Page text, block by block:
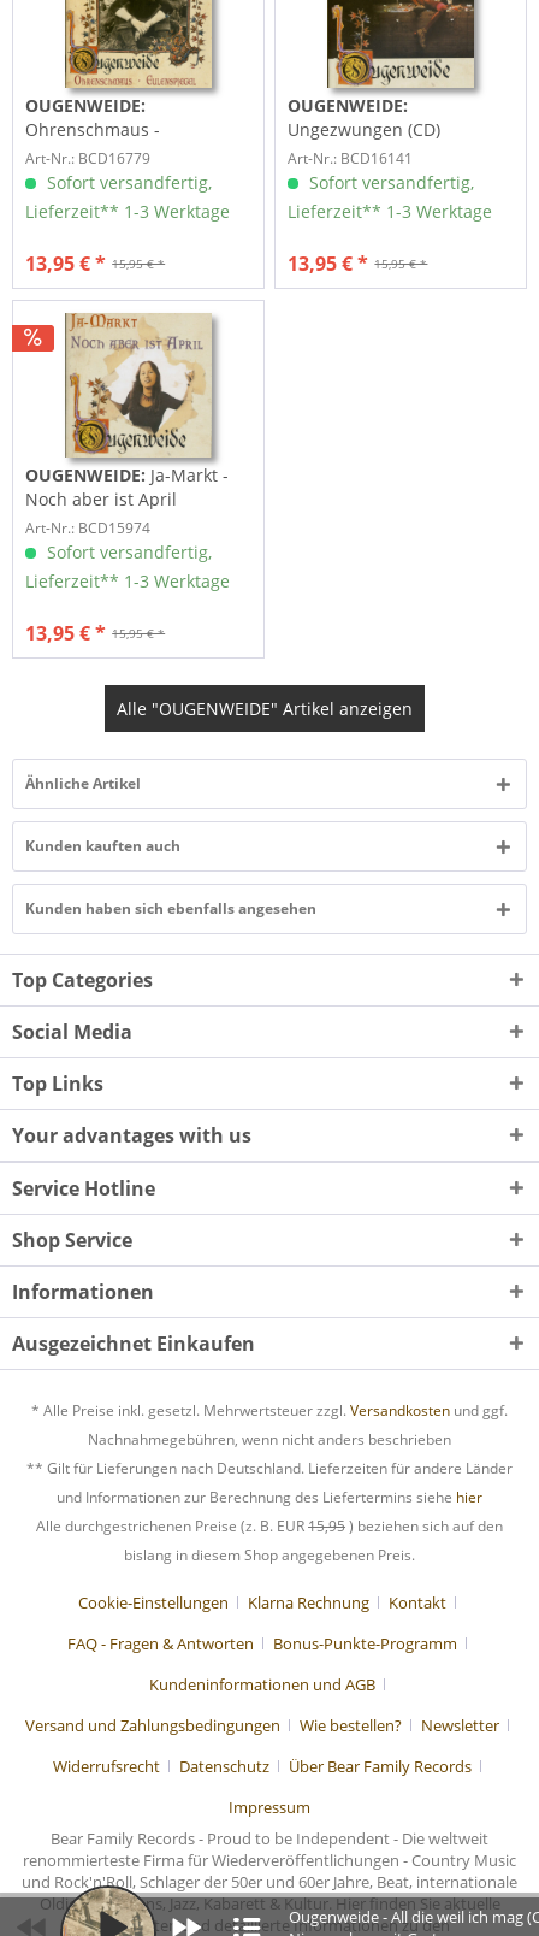
OUGENWEIDE:
Ohrenschmaus -
Eulenspiegel
Art-Nr.: BCD16779
Sofort versandfertig,
Lieferzeit** 1-3 Werktage
15,95 € *
13,95 € *
OUGENWEIDE:
Ungezwungen (CD)
Art-Nr.: BCD16141
Sofort versandfertig,
Lieferzeit** 1-3 Werktage
15,95 € *
13,95 € *
OUGENWEIDE: Ja-Markt -
Noch aber ist April
Art-Nr.: BCD15974
Sofort versandfertig,
Lieferzeit** 1-3 Werktage
15,95 € *
13,95 € *
Alle "OUGENWEIDE" Artikel anzeigen
Ähnliche Artikel
Kunden kauften auch
Kunden haben sich ebenfalls angesehen
Top Categories
Social Media
Top Links
Your advantages with us
Service Hotline
Shop Service
Informationen
Ausgezeichnet Einkaufen
* Alle Preise inkl. gesetzl. Mehrwertsteuer zzgl. Versandkosten und ggf.
Nachnahmegebühren, wenn nicht anders beschrieben
** Gilt für Lieferungen nach Deutschland. Lieferzeiten für andere Länder
und Informationen zur Berechnung des Liefertermins siehe hier
Alle durchgestrichenen Preise (z. B. EUR15,95) beziehen sich auf den
bislang in diesem Shop angegebenen Preis.
Cookie-Einstellungen Klarna Rechnung
Kontakt
FAQ - Fragen & Antworten
Bonus-Punkte-Programm
Kundeninformationen und AGB
Versand und Zahlungsbedingungen
Wie bestellen?
Newsletter
Widerrufsrecht
Datenschutz
Über Bear Family Records
Impressum
Bear Family Records - Proud to be Independent - Die weltweit
renommierteste Firma für Wiederveröffentlichungen - Country Music
und Rock'n'Roll, Schlager der 50er und 60er Jahre, Beat, internationale
Oldies, Chansons, Jazz, Kabarett & Kultur. Hier finden Sie aktuelle
Nachrichten und detaillierte Informationen zu den
Ougenweide - All die weil ich mag